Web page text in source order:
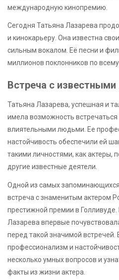
международную кинопремию.
Сегодня Татьяна Лазарева
и кинокарьеру. Она известна
сильным вокалом. Её песни и
миллионов поклонников по
Встреча с
Татьяна Лазарева, успешная и
имела возможность
влиятельными людьми. Ее
настойчивость обеспечили ей
такими личностями, как актеры,
другие известные деятели.
Одной из самых
встреча с знаменитым актером
престижной премии в
Лазарева впервые
перед такой значимой встречей.
профессионализм и
несколько умных вопросов и
факты из жизни актера.